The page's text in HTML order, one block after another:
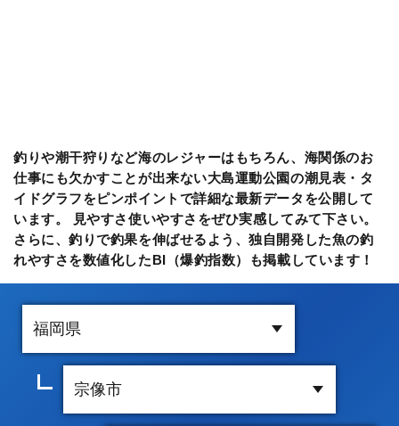
釣りや潮干狩りなど海のレジャーはもちろん、海関係のお
仕事にも欠かすことが出来ない大島運動公園の潮見表・タ
イドグラフをピンポイントで詳細な最新データを公開して
います。 見やすさ使いやすさをぜひ実感してみて下さい。
さらに、釣りで釣果を伸ばせるよう、独自開発した魚の釣
れやすさを数値化したBI（爆釣指数）も掲載しています！